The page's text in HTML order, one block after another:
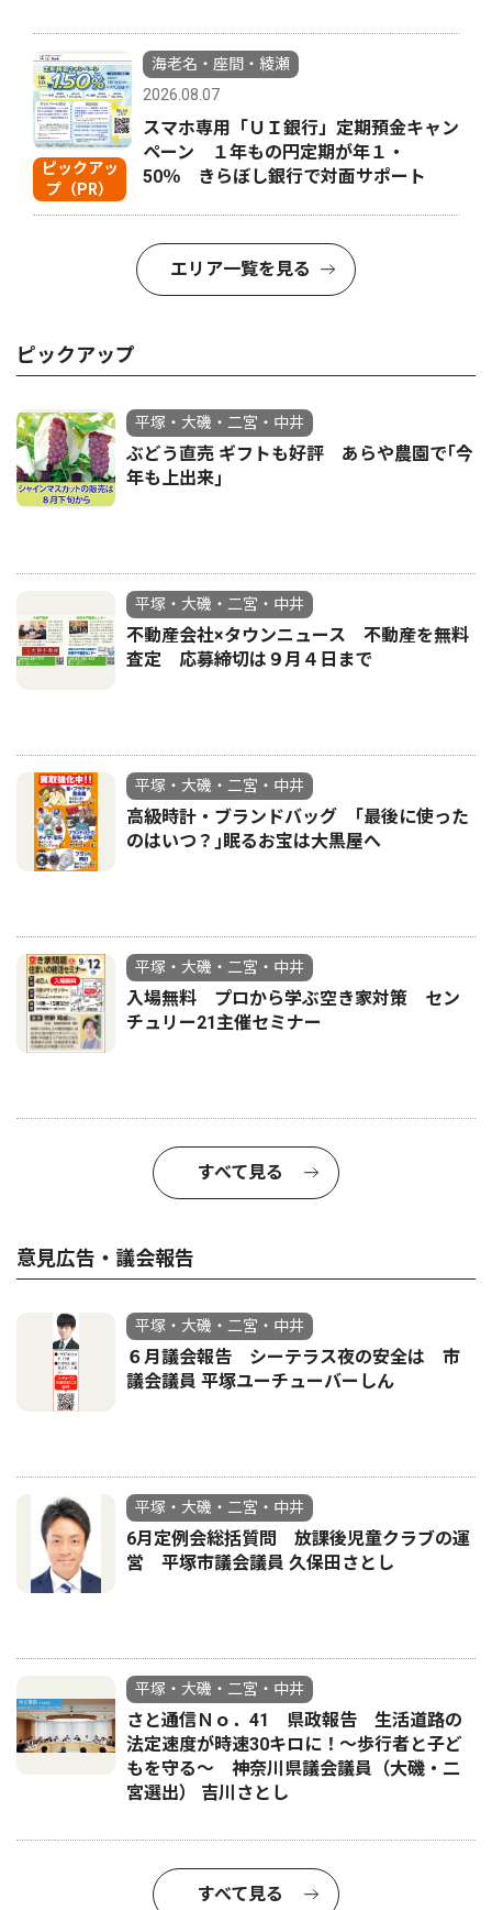
ピックアッ
プ（PR）
海老名・座間・綾瀬
2026.08.07
スマホ専用「ＵＩ銀行」定期預金キャン
ペーン １年もの円定期が年１・
50％ きらぼし銀行で対面サポート
エリア一覧を見る
ピックアップ
平塚・大磯・二宮・中井
ぶどう直売 ギフトも好評 あらや農園で｢今
年も上出来｣
平塚・大磯・二宮・中井
不動産会社×タウンニュース 不動産を無料
査定 応募締切は９月４日まで
平塚・大磯・二宮・中井
高級時計・ブランドバッグ ｢最後に使った
のはいつ？｣眠るお宝は大黒屋へ
平塚・大磯・二宮・中井
入場無料 プロから学ぶ空き家対策 セン
チュリー21主催セミナー
すべて見る
意見広告・議会報告
平塚・大磯・二宮・中井
６月議会報告 シーテラス夜の安全は 市
議会議員 平塚ユーチューバーしん
平塚・大磯・二宮・中井
6月定例会総括質問 放課後児童クラブの運
営 平塚市議会議員 久保田さとし
平塚・大磯・二宮・中井
さと通信Ｎｏ．41 県政報告 生活道路の
法定速度が時速30キロに！〜歩行者と子ど
もを守る〜 神奈川県議会議員（大磯・二
宮選出） 吉川さとし
すべて見る